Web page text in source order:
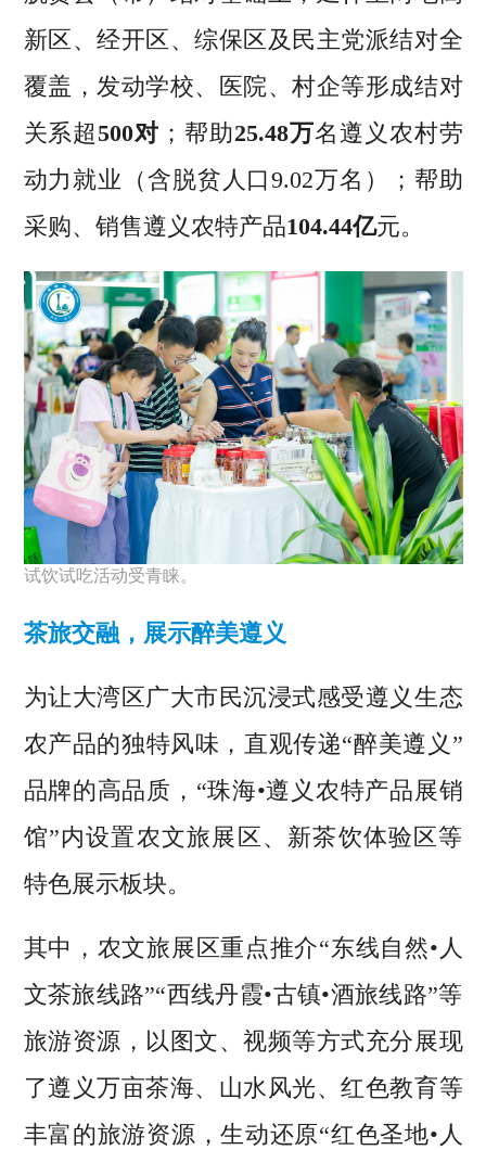
新区、经开区、综保区及民主党派结对全
覆盖，发动学校、医院、村企等形成结对
关系超 500对 ；帮助25.48万名遵义农村劳
动力就业（含脱贫人口9.02万名）；帮助
采购、销售遵义农特产品104.44亿元。
试饮试吃活动受青睐。
茶旅交融，展示醉美遵义
为让大湾区广大市民沉浸式感受遵义生态
农产品的独特风味，直观传递“醉美遵义”
品牌的高品质，“珠海•遵义农特产品展销
馆”内设置农文旅展区、新茶饮体验区等
特色展示板块。
其中，农文旅展区重点推介“东线自然•人
文茶旅线路”“西线丹霞•古镇•酒旅线路”等
旅游资源，以图文、视频等方式充分展现
了遵义万亩茶海、山水风光、红色教育等
丰富的旅游资源，生动还原“红色圣地•人